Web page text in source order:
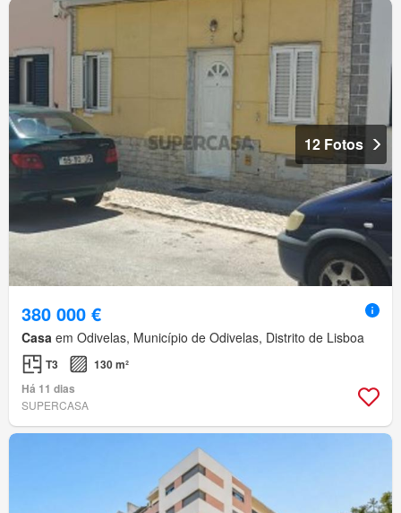
12 Fotos
380 000 €
Casa em Odivelas, Município de Odivelas, Distrito de Lisboa
T3
130 m²
Há 11 dias
SUPERCASA